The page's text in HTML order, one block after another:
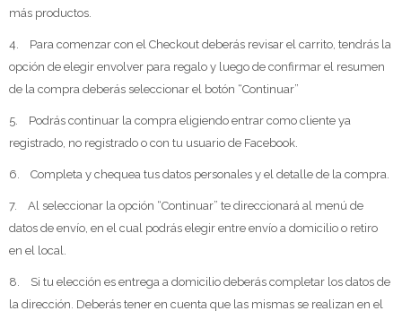
más productos.
4. Para comenzar con el Checkout deberás revisar el carrito, tendrás la
opción de elegir envolver para regalo y luego de confirmar el resumen
de la compra deberás seleccionar el botón “Continuar”
5. Podrás continuar la compra eligiendo entrar como cliente ya
registrado, no registrado o con tu usuario de Facebook.
6. Completa y chequea tus datos personales y el detalle de la compra.
7. Al seleccionar la opción “Continuar” te direccionará al menú de
datos de envío, en el cual podrás elegir entre envío a domicilio o retiro
en el local.
8. Si tu elección es entrega a domicilio deberás completar los datos de
la dirección. Deberás tener en cuenta que las mismas se realizan en el